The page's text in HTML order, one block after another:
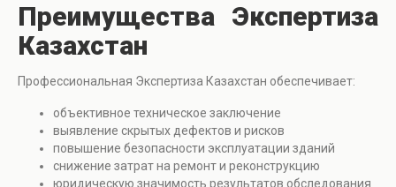
Преимущества Экспертиза
Казахстан
Профессиональная Экспертиза Казахстан обеспечивает:
объективное техническое заключение
выявление скрытых дефектов и рисков
повышение безопасности эксплуатации зданий
снижение затрат на ремонт и реконструкцию
юридическую значимость результатов обследования